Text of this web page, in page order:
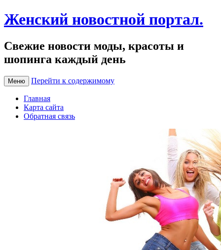
Женский новостной портал.
Свежие новости моды, красоты и
шопинга каждый день
Меню Перейти к содержимому
Главная
Карта сайта
Обратная связь